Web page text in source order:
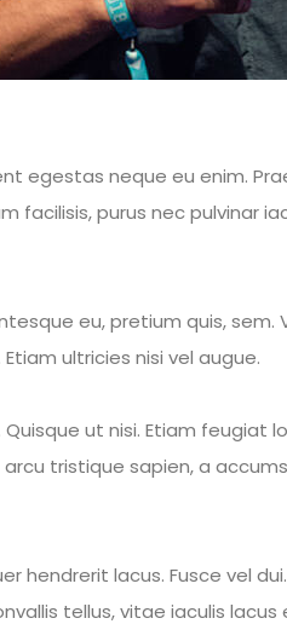
egestas neque eu enim.
facilisis, purus nec pulvinar
eu, pretium quis, sem.
ultricies nisi vel augue.
ut nisi. Etiam feugiat
tristique sapien, a
hendrerit lacus. Fusce vel
tellus, vitae iaculis lacus